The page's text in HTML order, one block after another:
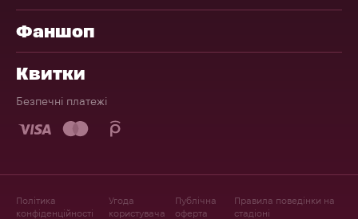
Фаншоп
Квитки
Безпечні платежі
Політика
конфіденційності
Угода
користувача
Публічна
оферта
Правила поведінки на
стадіоні